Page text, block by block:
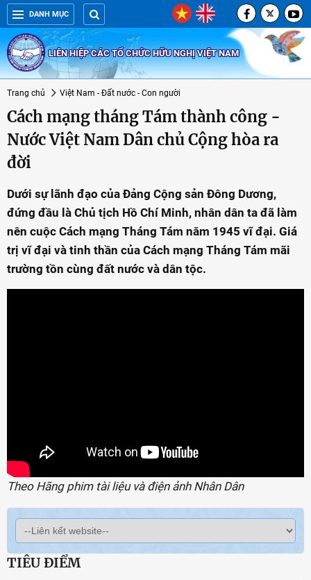
DANH MỤC
LIÊN HIỆP CÁC TỔ CHỨC HỮU NGHỊ VIỆT NAM
Trang chủ Việt Nam - Đất nước - Con người
Cách mạng tháng Tám thành công -
Nước Việt Nam Dân chủ Cộng hòa ra
đời
Dưới sự lãnh đạo của Đảng Cộng sản Đông Dương,
đứng đầu là Chủ tịch Hồ Chí Minh, nhân dân ta đã làm
nên cuộc Cách mạng Tháng Tám năm 1945 vĩ đại. Giá
trị vĩ đại và tinh thần của Cách mạng Tháng Tám mãi
trường tồn cùng đất nước và dân tộc.
Theo Hãng phim tài liệu và điện ảnh Nhân Dân
TIÊU ĐIỂM